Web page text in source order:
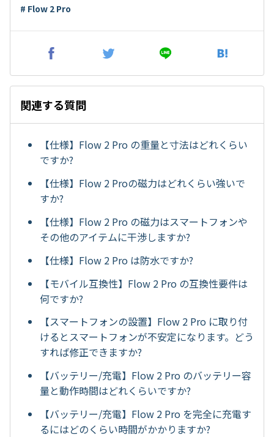
# Flow 2 Pro
関連する質問
【仕様】Flow 2 Pro の重量と寸法はどれくらい
ですか?
【仕様】Flow 2 Proの磁力はどれくらい強いで
すか?
【仕様】Flow 2 Pro の磁力はスマートフォンや
その他のアイテムに干渉しますか?
【仕様】Flow 2 Pro は防水ですか?
【モバイル互換性】Flow 2 Pro の互換性要件は
何ですか?
【スマートフォンの設置】Flow 2 Pro に取り付
けるとスマートフォンが不安定になります。どう
すれば修正できますか?
【バッテリー/充電】Flow 2 Pro のバッテリー容
量と動作時間はどれくらいですか?
【バッテリー/充電】Flow 2 Pro を完全に充電す
るにはどのくらい時間がかかりますか?